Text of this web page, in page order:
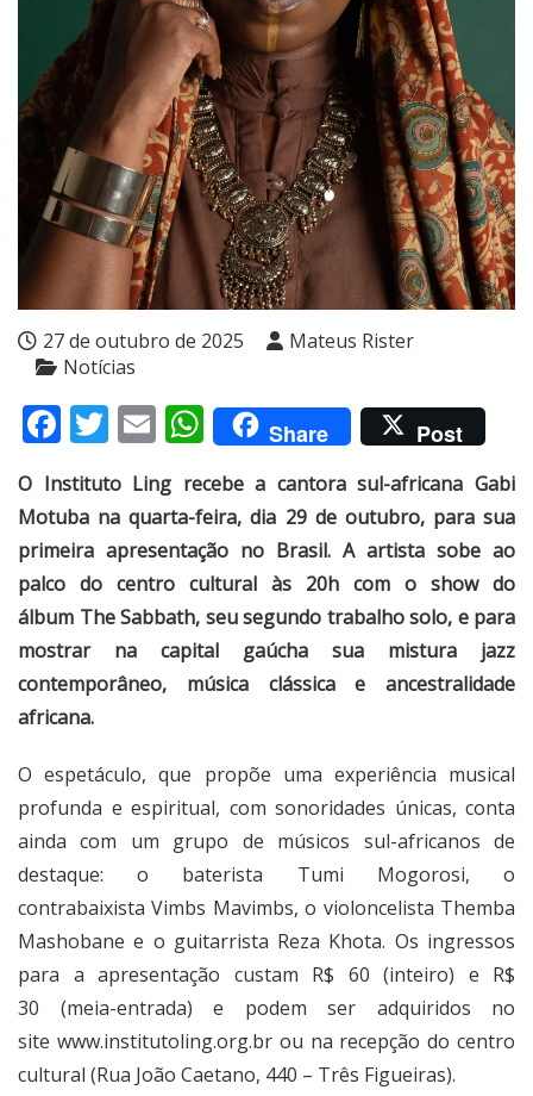
27 de outubro de 2025
Mateus Rister
Notícias
Facebook
Twitter
EmailWhatsApp
Share Post
O Instituto Ling recebe a cantora sul-africana Gabi
Motuba na quarta-feira, dia 29 de outubro, para sua
primeira apresentação no Brasil. A artista sobe ao
palco do centro cultural às 20h com o show do
álbum The Sabbath, seu segundo trabalho solo, e para
mostrar na capital gaúcha sua mistura jazz
contemporâneo, música clássica e ancestralidade
africana.
O espetáculo, que propõe uma experiência musical
profunda e espiritual, com sonoridades únicas, conta
ainda com um grupo de músicos sul-africanos de
destaque: o baterista Tumi Mogorosi, o
contrabaixista Vimbs Mavimbs, o violoncelista Themba
Mashobane e o guitarrista Reza Khota. Os ingressos
para a apresentação custam R$ 60 (inteiro) e R$
30 (meia-entrada) e podem ser adquiridos no
site www.institutoling.org.brou na recepção do centro
cultural (Rua João Caetano, 440 – Três Figueiras).